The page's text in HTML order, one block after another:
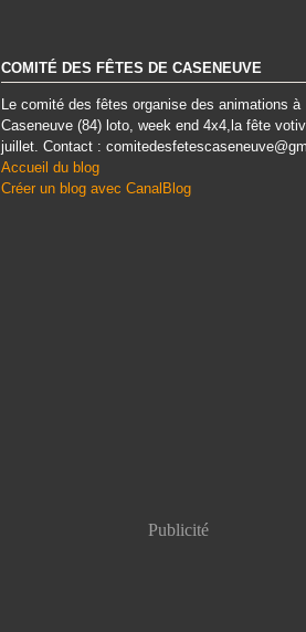
COMITÉ DES FÊTES DE CASENEUVE
Le comité des fêtes organise des animations à
Caseneuve (84) loto, week end 4x4,la fête
juillet. Contact :
Accueil du blog
Créer un blog avec CanalBlog
Publicité